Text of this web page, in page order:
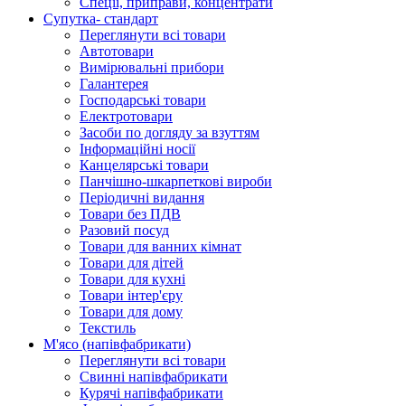
Супутка- стандарт
Переглянути всі товари
Автотовари
Вимірювальні прибори
Галантерея
Господарські товари
Електротовари
Засоби по догляду за взуттям
Інформаційні носії
Канцелярські товари
Панчішно-шкарпеткові вироби
Періодичні видання
Товари без ПДВ
Разовий посуд
Товари для ванних кімнат
Товари для дітей
Товари для кухні
Товари інтер'єру
Товари для дому
Текстиль
М'ясо (напiвфабрикати)
Переглянути всі товари
Свиннi напiвфабрикати
Курячi напiвфабрикати